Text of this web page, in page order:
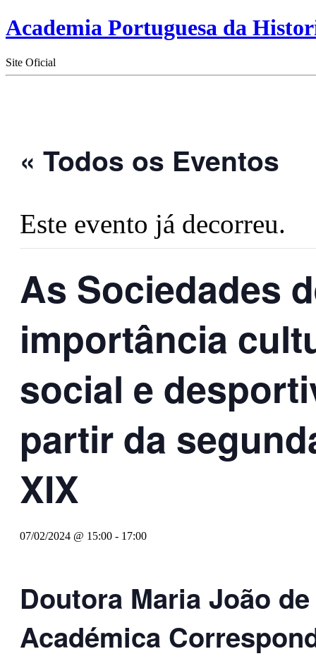
Academia Portuguesa da
Site Oficial
« Todos os Eventos
Este evento já decorreu.
As Sociedades
importância
social e
partir da
XIX
07/02/2024 @ 15:00 - 17:00
Doutora Maria João
Académica